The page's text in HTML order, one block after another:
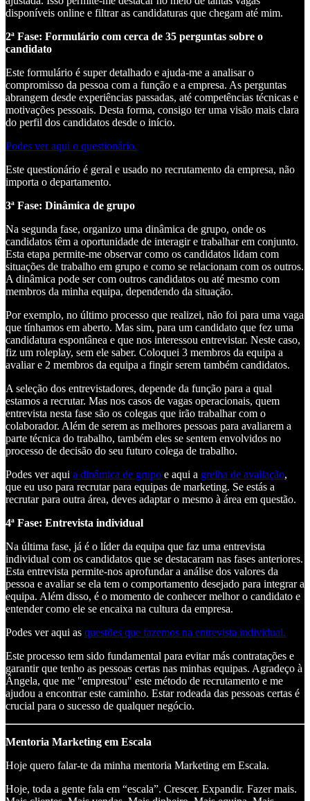
disponíveis online e filtrar as candidaturas que chegam até mim.
2ª Fase: Formulário com cerca de 35 perguntas sobre o
candidato
Este formulário é super detalhado e ajuda-me a analisar o
compromisso da pessoa com a função e a empresa. As perguntas
abrangem desde experiências passadas, até competências técnicas e
motivações pessoais. Desta forma, consigo ter uma visão mais clara
do perfil dos candidatos desde o início.
Podes ver aqui o questionário.
Este questionário é geral e usado no recrutamento da empresa, não
importa o departamento.
3ª Fase: Dinâmica de grupo
Na segunda fase, organizo uma dinâmica de grupo, onde os
candidatos têm a oportunidade de interagir e trabalhar em conjunto.
Esta etapa permite-me observar como os candidatos lidam com
situações de trabalho em grupo e como se relacionam com os outros.
A dinâmica pode ser com outros candidatos ou até mesmo com
membros da minha equipa, dependendo da situação.
Por exemplo, no último processo que realizei, não foi para uma vaga
que tínhamos em aberto. Mas sim, para um candidato que fez uma
candidatura espontânea e que nos interessou entrevistar. Neste caso,
fiz um roleplay, sem ele saber. Coloquei 3 membros da equipa a
avaliar e 2 membros da equipa a fingir serem também candidatos.
A seleção dos entrevistadores, depende da função para a qual
estamos a recrutar. Mas nos casos de vagas operacionais, quem
entrevista nesta fase são os colegas que irão trabalhar com o
colaborador. Além de serem as melhores pessoas para avaliarem a
parte técnica do trabalho, também eles se sentem envolvidos no
processo de decisão do seu futuro colega de trabalho.
Podes ver aqui a dinâmica de grupo e aqui a grelha de avaliação,
que eu uso para recrutar para equipas de marketing. Se estás a
recrutar para outra área, deves adaptar o mesmo à área em questão.
4ª Fase: Entrevista individual
Na última fase, já é o líder da equipa que faz uma entrevista
individual com os candidatos que se destacaram nas fases anteriores.
Esta entrevista permite-nos aprofundar a análise dos valores da
pessoa e avaliar se ela tem o comportamento desejado para integrar a
equipa. Além disso, é o momento de conhecer melhor o candidato e
entender como ele se encaixa na cultura da empresa.
Podes ver aqui as questões que fazemos na entrevista individual.
Este processo tem sido fundamental para evitar más contratações e
garantir que tenho as pessoas certas nas minhas equipas. Agradeço à
Ângela, que me "emprestou" este método de recrutamento e me
ajudou a encontrar este caminho. Estar rodeada das pessoas certas é
crucial para o sucesso de qualquer negócio.
Mentoria Marketing em Escala
Hoje quero falar-te da minha mentoria Marketing em Escala.
Hoje, toda a gente fala em “escala”. Crescer. Expandir. Fazer mais.